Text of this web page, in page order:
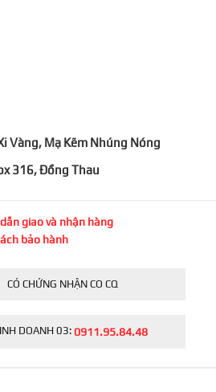
Vàng, Mạ Kẽm Nhúng Nóng
316, Đồng Thau
giao và nhận hàng
bảo hành
CÓ CHỨNG NHẬN CO CQ
DOANH 03: 0911.95.84.48